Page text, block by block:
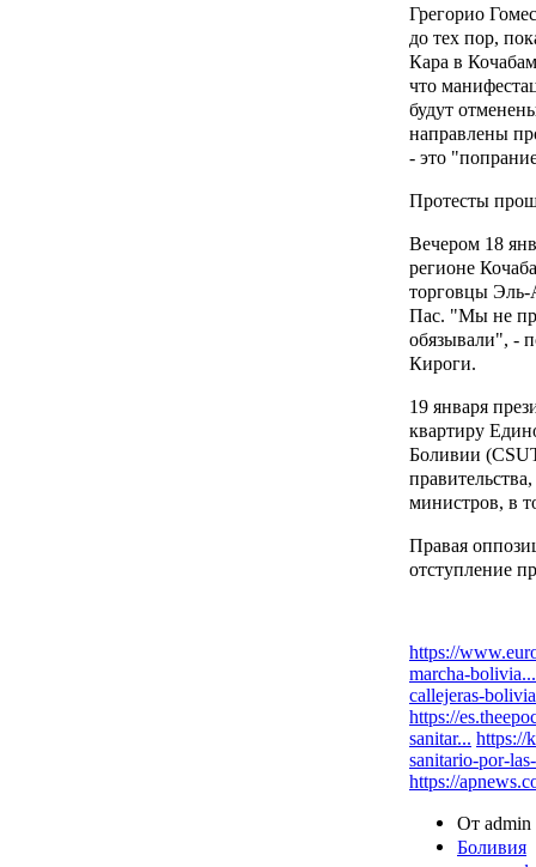
Грегорио
до тех пор,
Кара в
что
будут
направлены
- это
Протесты
Вечером 18
регионе
торговцы Эль-
Пас. "Мы не
обязывали", -
Кироги.
19 января
квартиру
Боливии
министров, в
Правая
отступление
https://
marcha-bolivia...
callejeras-
https://
sanitar... https://
sanitario-por-
https://
От admin
Боливия